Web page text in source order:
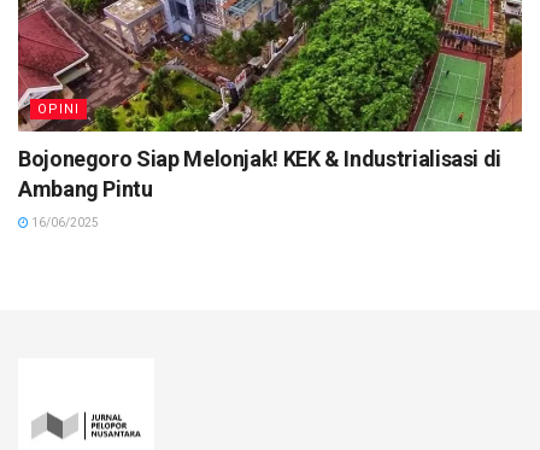
OPINI
Bojonegoro Siap Melonjak! KEK & Industrialisasi di
Ambang Pintu
16/06/2025